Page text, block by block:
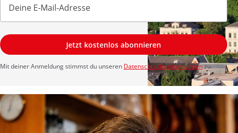
Jetzt kostenlos abonnieren
Mit deiner Anmeldung stimmst du unseren Datenschutzbestimmungenzu.